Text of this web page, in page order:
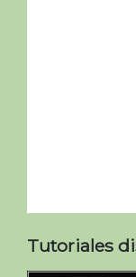
Tutoriales